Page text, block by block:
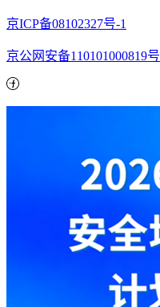
京ICP备08102327号-1
京公网安备110101000819号